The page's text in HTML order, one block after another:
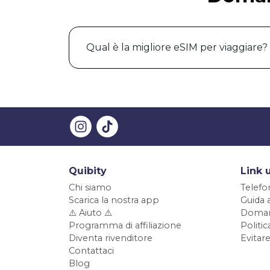
Qual è la migliore eSIM per viaggiare?
Quibity
Chi siamo
Scarica la nostra app
⚠️ Aiuto ⚠️
Programma di affiliazione
Diventa rivenditore
Contattaci
Blog
Link
Guida